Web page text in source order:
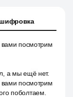
вами посмотрим
а мы ещё нет.
вами посмотрим
поболтаем.